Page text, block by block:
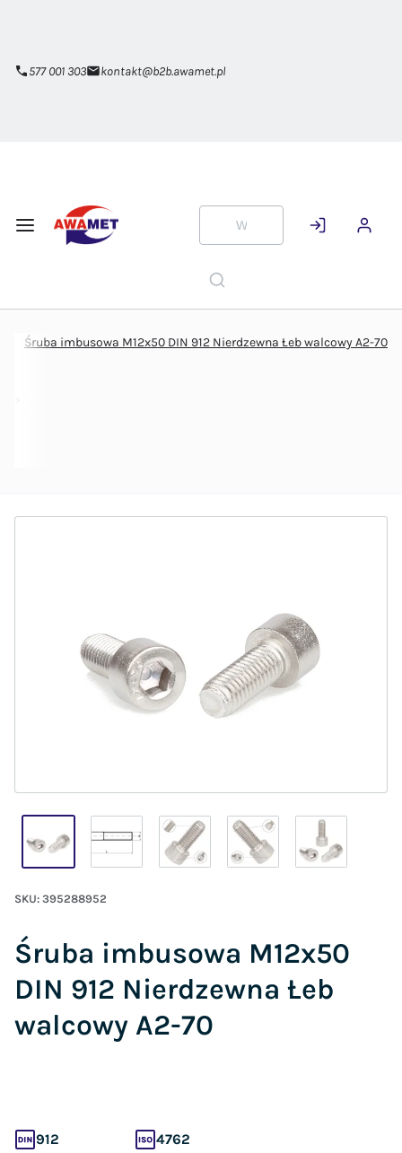
577 001 303
kontakt@b2b.awamet.pl
Śruba imbusowa M12x50 DIN 912 Nierdzewna Łeb walcowy A2-70
SKU: 395288952
Śruba imbusowa M12x50
DIN 912 Nierdzewna Łeb
walcowy A2-70
912 4762